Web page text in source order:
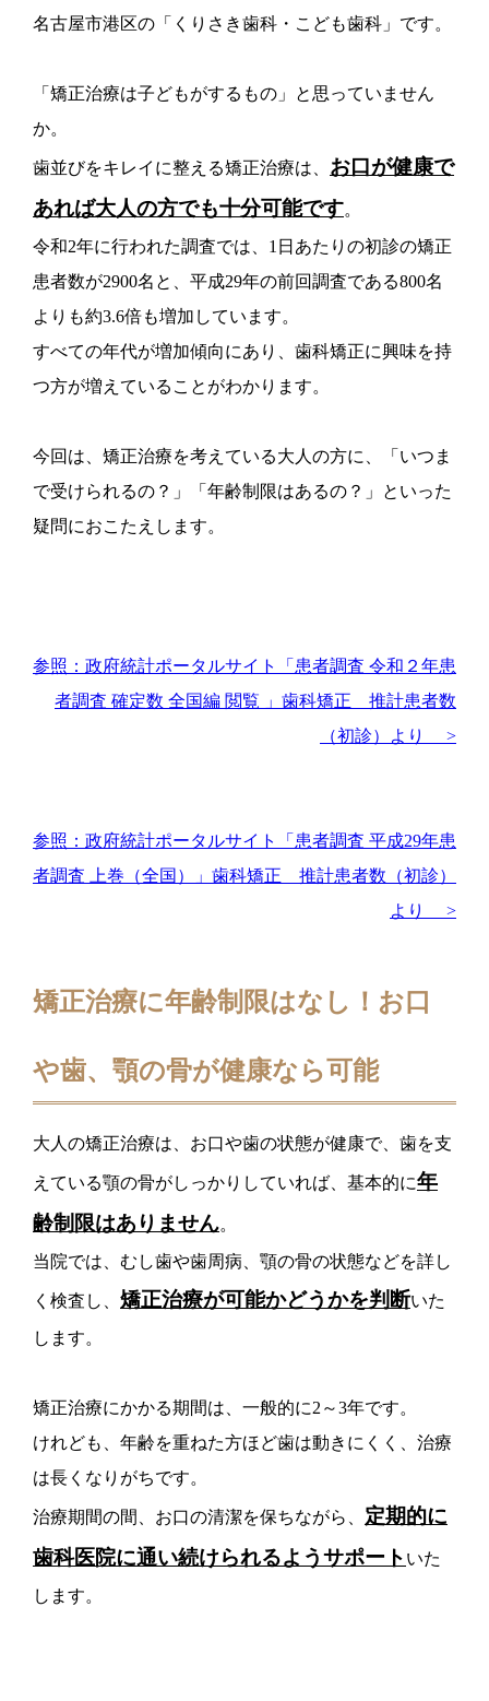
名古屋市港区の「くりさき歯科・こども歯科」です。
「矯正治療は子どもがするもの」と思っていません
か。
歯並びをキレイに整える矯正治療は、 お口が健康で
あれば大人の方でも十分可能です。
令和2年に行われた調査では、1日あたりの初診の矯正
患者数が2900名と、平成29年の前回調査である800名
よりも約3.6倍も増加しています。
すべての年代が増加傾向にあり、歯科矯正に興味を持
つ方が増えていることがわかります。
今回は、矯正治療を考えている大人の方に、「いつま
で受けられるの？」「年齢制限はあるの？」といった
疑問におこたえします。
参照：政府統計ポータルサイト「患者調査 令和２年患
者調査 確定数 全国編 閲覧 」歯科矯正 推計患者数
（初診）より >
参照：政府統計ポータルサイト「患者調査 平成29年患
者調査 上巻（全国）」歯科矯正 推計患者数（初診）
より >
矯正治療に年齢制限はなし！お口
や歯、顎の骨が健康なら可能
大人の矯正治療は、お口や歯の状態が健康で、歯を支
えている顎の骨がしっかりしていれば、基本的に年
齢制限はありません。
当院では、むし歯や歯周病、顎の骨の状態などを詳し
く検査し、 矯正治療が可能かどうかを判断いた
します。
矯正治療にかかる期間は、一般的に2～3年です。
けれども、年齢を重ねた方ほど歯は動きにくく、治療
は長くなりがちです。
治療期間の間、お口の清潔を保ちながら、 定期的に
歯科医院に通い続けられるようサポート いた
します。